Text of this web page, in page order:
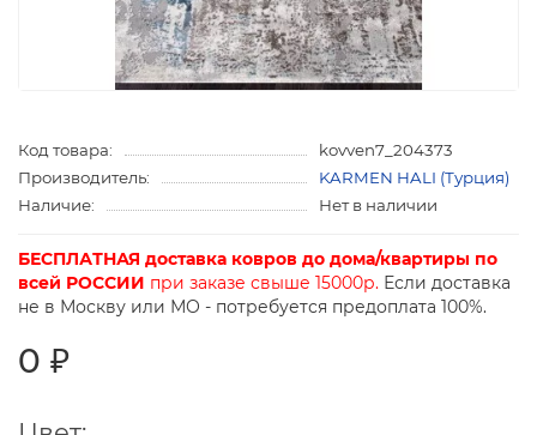
Код товара:
kovven7_204373
Производитель:
KARMEN HALI (Турция)
Наличие:
Нет в наличии
БЕСПЛАТНАЯ доставка ковров до дома/квартиры по
всей РОССИИ при заказе свыше 15000р. Если доставка
не в Москву или МО - потребуется предоплата 100%.
0 ₽